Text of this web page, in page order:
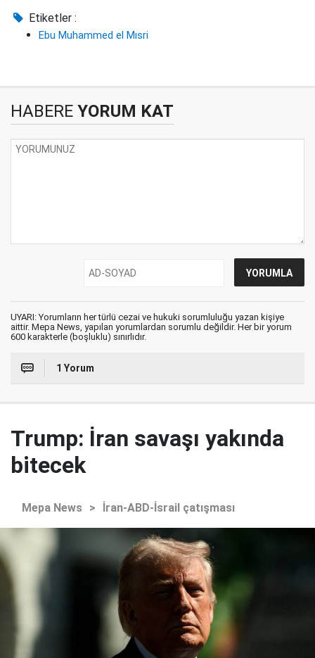
Etiketler :
Ebu Muhammed el Mısri
HABERE YORUM KAT
UYARI: Yorumların her türlü cezai ve hukuki sorumluluğu yazan kişiye
aittir. Mepa News, yapılan yorumlardan sorumlu değildir. Her bir yorum
600 karakterle (boşluklu) sınırlıdır.
1 Yorum
Trump: İran savaşı yakında
bitecek
Mepa News > İran-ABD-İsrail çatışması